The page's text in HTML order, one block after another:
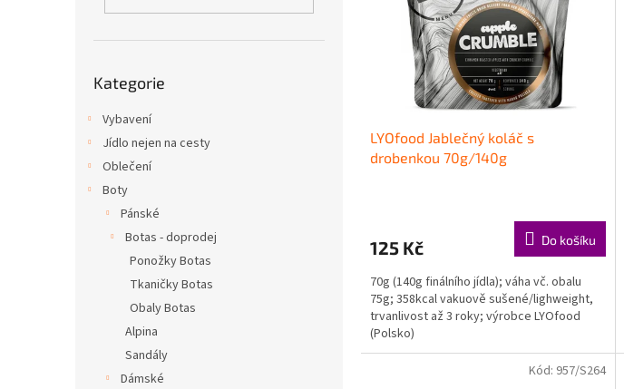
kategorie
Kategorie
Vybavení
Jídlo nejen na cesty
Oblečení
Boty
Pánské
Botas - doprodej
Ponožky Botas
Tkaničky Botas
Obaly Botas
Alpina
Sandály
Dámské
LYOfood Jablečný koláč s
drobenkou 70g/140g
125 Kč Do košíku
70g (140g finálního jídla); váha vč. obalu
75g; 358kcal vakuově sušené/lighweight,
trvanlivost až 3 roky; výrobce LYOfood
(Polsko)
Kód: 957/S264